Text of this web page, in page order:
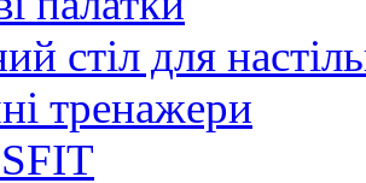
стіл для
тренажери